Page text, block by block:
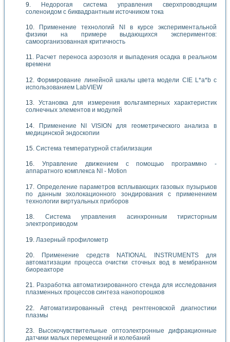
Недорогая система управления сверхпроводящим
соленоидом с биквадрантным источником тока
Применение технологий NI в курсе экспериментальной
физики на примере выдающихся экспериментов:
самоорганизованная критичность
Расчет переноса аэрозоля и выпадения осадка в реальном
времени
Формирование линейной шкалы цвета модели CIE L*a*b с
использованием LabVIEW
Установка для измерения вольтамперных характеристик
солнечных элементов и модулей
Применение NI VISION для геометрического анализа в
медицинской эндоскопии
Система температурной стабилизации
Управление движением с помощью программно -
аппаратного комплекса NI - Motion
Определение параметров всплывающих газовых пузырьков
по данным эхолокационного зондирования с применением
технологии виртуальных приборов
Система управления асинхронным тиристорным
электроприводом
Лазерный профилометр
Применение средств NATIONAL INSTRUMENTS для
автоматизации процесса очистки сточных вод в мембранном
биореакторе
Разработка автоматизированного стенда для исследования
плазменных процессов синтеза нанопорошков
Автоматизированный стенд рентгеновской диагностики
плазмы
Высокочувствительные оптоэлектронные дифракционные
датчики малых перемещений и колебаний